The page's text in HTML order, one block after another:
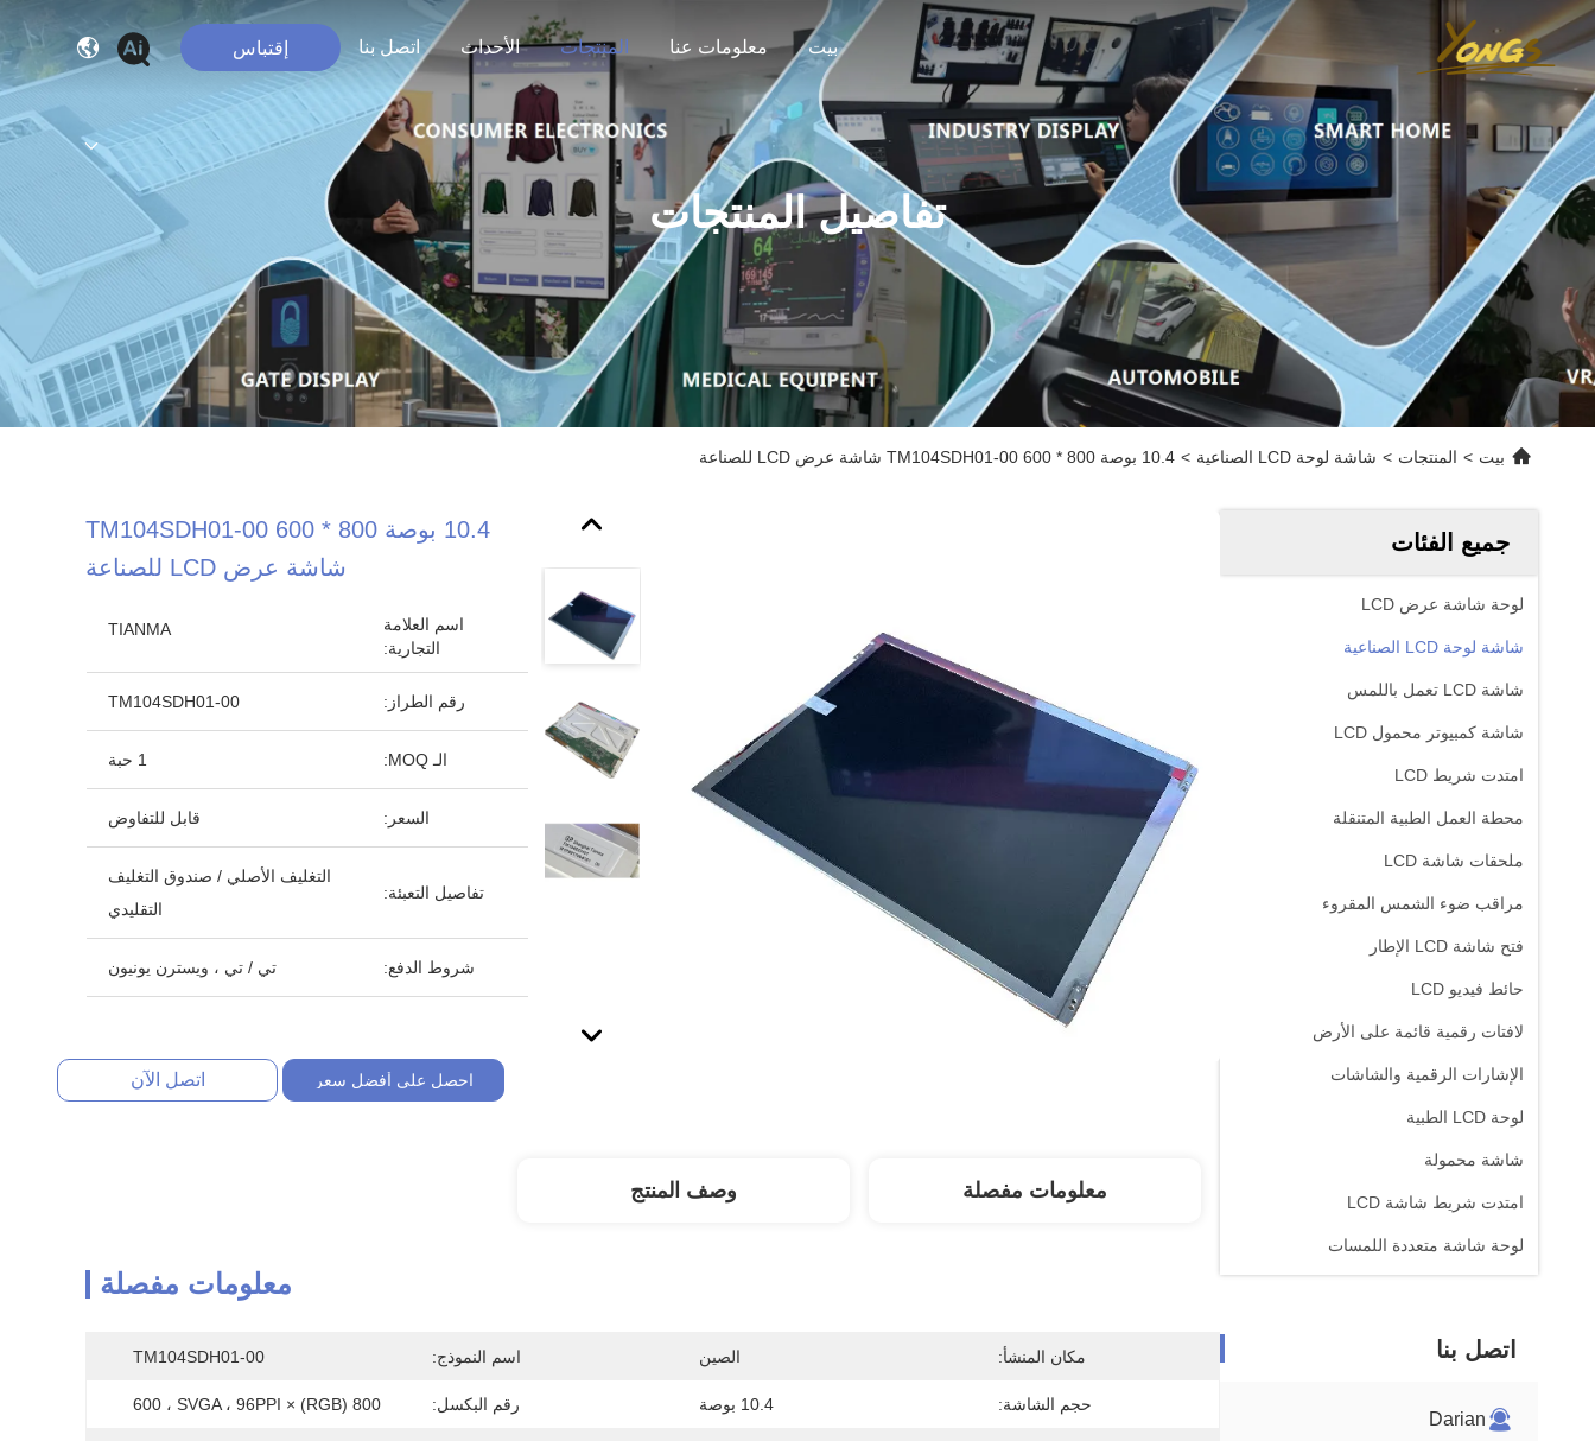
بيت معلومات عنا المنتجات الأحداث اتصل بنا إقتباس
تفاصيل المنتجات
بيت > المنتجات > شاشة لوحة LCD الصناعية > 10.4 بوصة 800 * 600 TM104SDH01-00 شاشة عرض LCD للصناعة
جميع الفئات
لوحة شاشة عرض LCD
شاشة لوحة LCD الصناعية
شاشة LCD تعمل باللمس
شاشة كمبيوتر محمول LCD
امتدت شريط LCD
محطة العمل الطبية المتنقلة
ملحقات شاشة LCD
مراقب ضوء الشمس المقروء
فتح شاشة LCD الإطار
حائط فيديو LCD
لافتات رقمية قائمة على الأرض
الإشارات الرقمية والشاشات
لوحة LCD الطبية
شاشة محمولة
امتدت شريط شاشة LCD
لوحة شاشة متعددة اللمسات
اتصل بنا
Darian
10.4 بوصة 800 * 600 TM104SDH01-00
شاشة عرض LCD للصناعة
اسم العلامة
التجارية:
TIANMA
رقم الطراز: TM104SDH01-00
الـ MOQ: 1 حبة
السعر: قابل للتفاوض
تفاصيل التعبئة:
التغليف الأصلي / صندوق التغليف
التقليدي
شروط الدفع: تي / تي ، ويسترن يونيون
احصل على أفضل سعر اتصل الآن
معلومات مفصلة وصف المنتج
معلومات مفصلة
مكان المنشأ: الصين اسم النموذج: TM104SDH01-00
حجم الشاشة: 10.4 بوصة رقم البكسل: 800 (RGB) × 600 ، SVGA ، 96PPI